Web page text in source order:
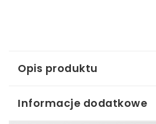
Opis produktu
Informacje dodatkowe